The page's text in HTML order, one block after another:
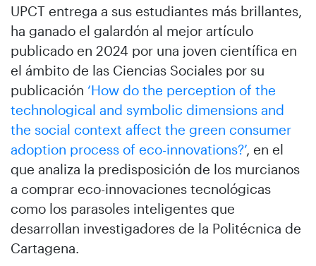
UPCT entrega a sus estudiantes más brillantes,
ha ganado el galardón al mejor artículo
publicado en 2024 por una joven científica en
el ámbito de las Ciencias Sociales por su
publicación ‘How do the perception of the
technological and symbolic dimensions and
the social context affect the green consumer
adoption process of eco-innovations?’, en el
que analiza la predisposición de los murcianos
a comprar eco-innovaciones tecnológicas
como los parasoles inteligentes que
desarrollan investigadores de la Politécnica de
Cartagena.